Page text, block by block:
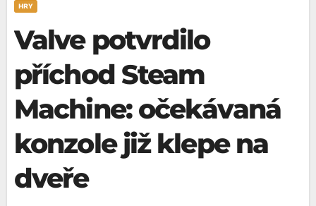
HRY
Valve potvrdilo
příchod Steam
Machine: očekávaná
konzole již klepe na
dveře